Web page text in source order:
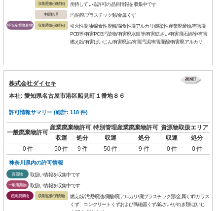
収集運搬(保積有) 所持している許可の品目情報を収集中です
中間処理 汚泥/廃プラスチック類/金属くず
特管産業廃棄物 収集運搬(保積有)
引火性廃油/腐食性廃酸/腐食性廃アルカリ/感染性産業廃棄物/有害廃
PCB等/有害PCB汚染物/有害廃水銀等/有害鉱さい/有害廃石綿等/有害
燃え殻/有害ばいじん/有害廃油/有害汚泥/有害廃酸/有害廃アルカリ
株式会社ダイセキ
本社: 愛知県名古屋市港区船見町１番地８６
許可情報サマリー (総計: 118 件)
一般廃棄物許可
産業廃棄物許可 特別管理産業廃棄物許可 資源物取扱エリア
収運
処分 収運 処分 収運
処分
0 件
50 件 9 件 50 件 9 件 0 件 0 件
神奈川県内の許可情報
資源物 取扱い情報を収集中です
一般廃棄物 取扱い情報を収集中です
産業廃棄物 収集運搬(保積無)
燃え殻/汚泥/廃油/廃酸/廃アルカリ/廃プラスチック類/金属くず/ガラス
くず、コンクリートくずおよび陶磁器くず/鉱さい/がれき類/ばいじ